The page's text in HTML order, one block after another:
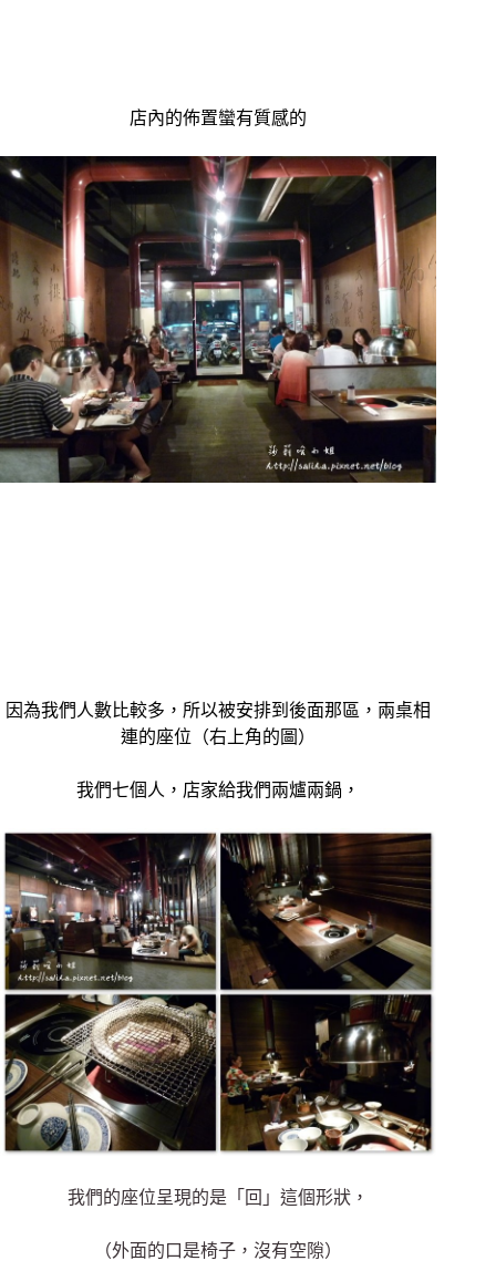
店內的佈置蠻有質感的
因為我們人數比較多，所以被安排到後面那區，兩桌相
連的座位（右上角的圖）
我們七個人，店家給我們兩爐兩鍋，
我們的座位呈現的是「回」這個形狀，
（外面的口是椅子，沒有空隙）